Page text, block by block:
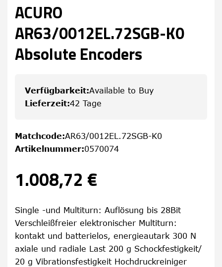
ACURO
AR63/0012EL.72SGB-K0
Absolute Encoders
Verfügbarkeit:Available to Buy
Lieferzeit:42 Tage
Matchcode:AR63/0012EL.72SGB-K0
Artikelnummer:0570074
1.008,72 €
Single -und Multiturn: Auflösung bis 28Bit
Verschleißfreier elektronischer Multiturn:
kontakt und batterielos, energieautark 300 N
axiale und radiale Last 200 g Schockfestigkeit/
20 g Vibrationsfestigkeit Hochdruckreiniger